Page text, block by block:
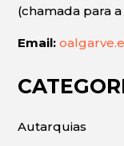
(chamada para
Email:
Autarquias